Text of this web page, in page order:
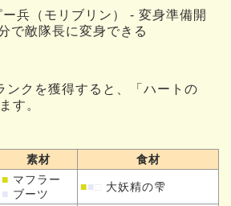
ー兵（モリブリン） - 変身準備開
で敵隊長に変身できる
ンクを獲得すると、「ハートの
す。
素材
食材
■ マフラー
■ ブーツ
■■ 大妖精の雫